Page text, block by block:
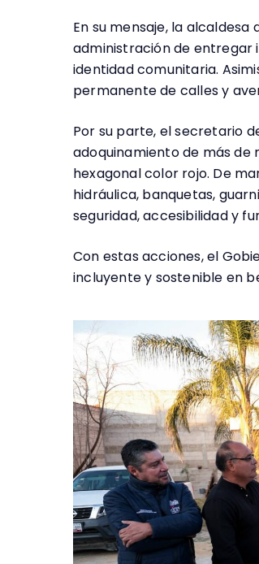
En su mensaje, la
administración de entregar
identidad comunitaria.
permanente de calles y
Por su parte, el secretario
adoquinamiento de más
hexagonal color rojo. De
hidráulica, banquetas,
seguridad, accesibilidad y
Con estas acciones, el
incluyente y sostenible en